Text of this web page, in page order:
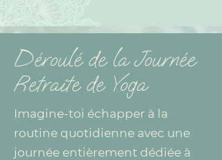
Déroulé de la Journée
Retraite de Yoga
Imagine-toi échapper à la
routine quotidienne avec une
journée entièrement dédiée à